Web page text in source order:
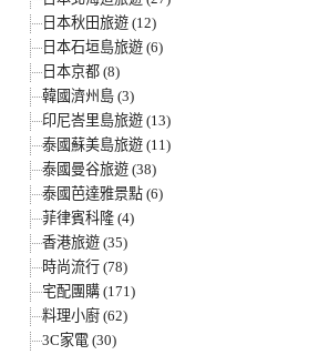
日本秋田旅遊 (12)
日本石垣島旅遊 (6)
日本京都 (8)
韓國濟州島 (3)
印尼峇里島旅遊 (13)
泰國蘇美島旅遊 (11)
泰國曼谷旅遊 (38)
泰國芭達雅景點 (6)
菲律賓科隆 (4)
香港旅遊 (35)
時尚流行 (78)
宅配團購 (171)
料理小廚 (62)
3C家電 (30)